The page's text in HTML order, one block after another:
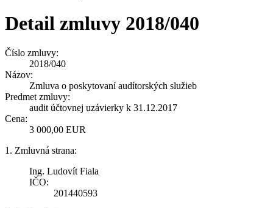
Detail zmluvy 2018/040
Číslo zmluvy:
2018/040
Názov:
Zmluva o poskytovaní audítorských služieb
Predmet zmluvy:
audit účtovnej uzávierky k 31.12.2017
Cena:
3 000,00 EUR
1. Zmluvná strana:
Ing. Ludovít Fiala
IČO:
201440593